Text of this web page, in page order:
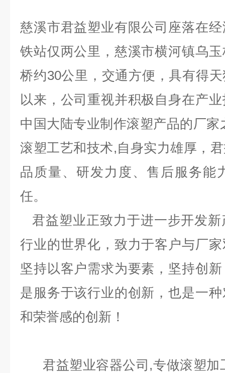
慈溪市君益塑业有限公司座落在
铁站仅两公里，慈溪市横河镇乌
桥约30公里，交通方便，具有得
以来，公司重视并积极自身在产
中国大陆专业制作滚塑产品的厂
滚塑工艺和技术,自身实力雄厚，
品质量、研发力度、售后服务能
任。
君益塑业正致力于进一步开发
行业的世界化，致力于客户与厂
坚持以客户需求为要素，坚持创
是服务于该行业的创新，也是一
和荣誉感的创新！
君益塑业容器公司,专做滚塑加